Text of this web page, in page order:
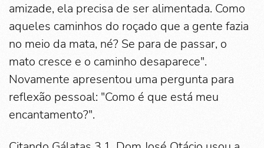
amizade, ela precisa de ser alimentada. Como
aqueles caminhos do roçado que a gente fazia
no meio da mata, né? Se para de passar, o
mato cresce e o caminho desaparece".
Novamente apresentou uma pergunta para
reflexão pessoal: "Como é que está meu
encantamento?".